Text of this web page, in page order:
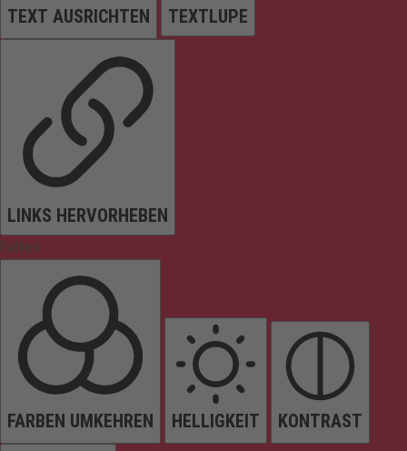
TEXT AUSRICHTEN TEXTLUPE
LINKS HERVORHEBEN
Farben
FARBEN UMKEHREN HELLIGKEIT KONTRAST